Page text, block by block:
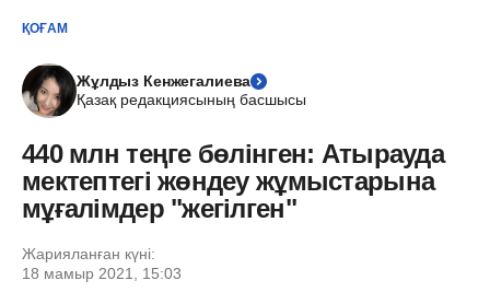
ҚОҒАМ
Жұлдыз Кенжегалиева
Қазақ редакциясының басшысы
440 млн теңге бөлінген: Атырауда
мектептегі жөндеу жұмыстарына
мұғалімдер "жегілген"
Жарияланған күні:
18 мамыр 2021, 15:03